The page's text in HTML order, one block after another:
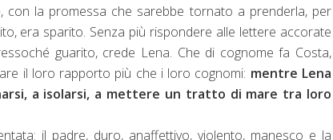
la promessa che sarebbe tornato a prenderla, per
era sparito. Senza più rispondere alle lettere accorate
guarito, crede Lena. Che di cognome fa Costa,
il loro rapporto più che i loro cognomi: mentre Lena
a isolarsi, a mettere un tratto di mare tra loro
il padre, duro, anaffettivo, violento, manesco e la